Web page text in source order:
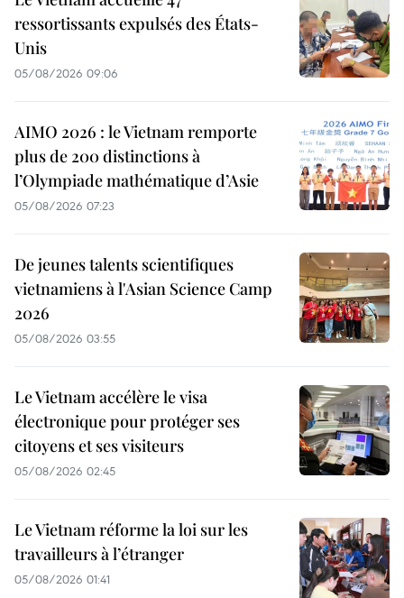
ressortissants expulsés des États-
Unis
05/08/2026 09:06
AIMO 2026 : le Vietnam remporte
plus de 200 distinctions à
l’Olympiade mathématique d’Asie
05/08/2026 07:23
De jeunes talents scientifiques
vietnamiens à l'Asian Science Camp
2026
05/08/2026 03:55
Le Vietnam accélère le visa
électronique pour protéger ses
citoyens et ses visiteurs
05/08/2026 02:45
Le Vietnam réforme la loi sur les
travailleurs à l’étranger
05/08/2026 01:41